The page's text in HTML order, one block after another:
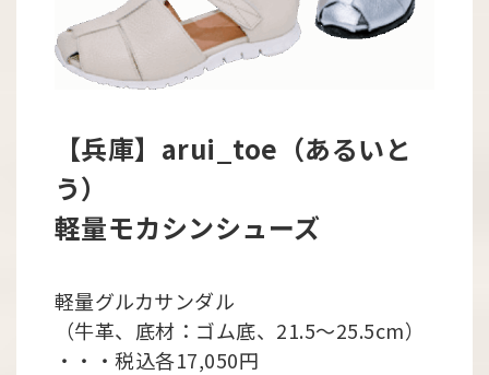
【兵庫】arui_toe（あるいと
う）
軽量モカシンシューズ
軽量グルカサンダル
（牛革、底材：ゴム底、21.5～25.5cm）
・・・税込各17,050円